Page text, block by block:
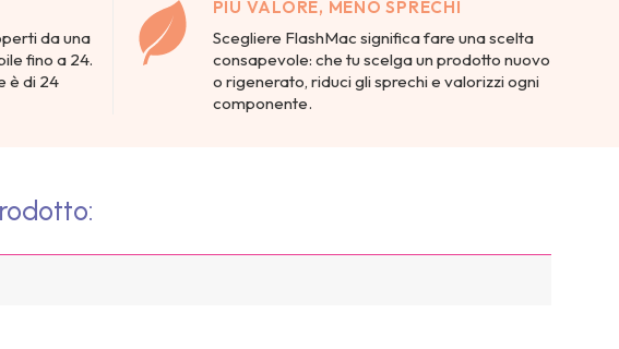
da una
fino a 24.
è di 24
PIÙ VALORE, MENO SPRECHI
Scegliere FlashMac significa fare una scelta
consapevole: che tu scelga un prodotto nuovo
o rigenerato, riduci gli sprechi e valorizzi ogni
componente.